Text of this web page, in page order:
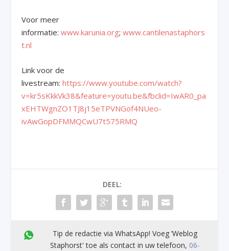
Voor meer
informatie:www.karunia.org;www.cantilenastaphors
t.nl
Link voor de
livestream:https://www.youtube.com/watch?
v=kr5sKkkVk38&feature=youtu.be&fbclid=IwAR0_pa
xEHTWgnZO1TJ8j15eTPVNGof4NUeo-
ivAwGopDFMMQCwU7t575RMQ
DEEL:
Tip de redactie via WhatsApp! Voeg ’Weblog
Staphorst' toe als contact in uw telefoon, 06-